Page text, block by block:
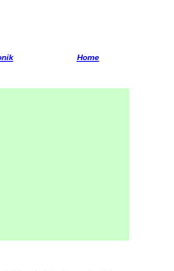
Home